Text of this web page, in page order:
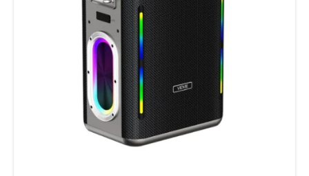
TV, Audio y Video
Cuidado de mascotas
Aire libre y Jardín